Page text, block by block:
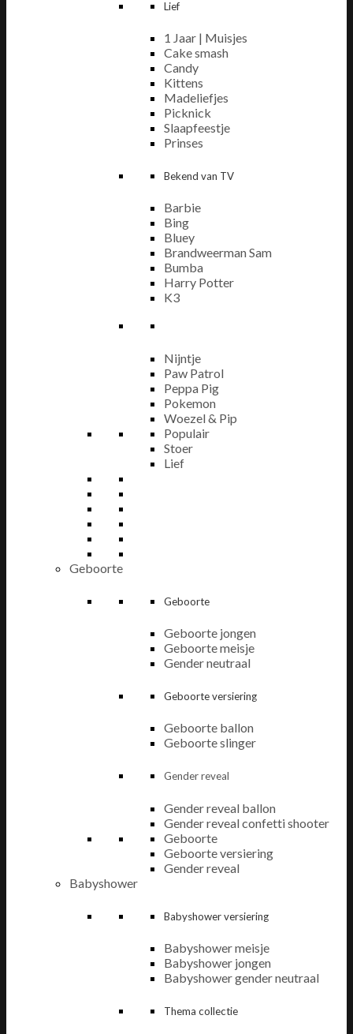
Lief
1 Jaar | Muisjes
Cake smash
Candy
Kittens
Madeliefjes
Picknick
Slaapfeestje
Prinses
Bekend van TV
Barbie
Bing
Bluey
Brandweerman Sam
Bumba
Harry Potter
K3
Nijntje
Paw Patrol
Peppa Pig
Pokemon
Woezel & Pip
Populair
Stoer
Lief
Geboorte
Geboorte
Geboorte jongen
Geboorte meisje
Gender neutraal
Geboorte versiering
Geboorte ballon
Geboorte slinger
Gender reveal
Gender reveal ballon
Gender reveal confetti shooter
Geboorte
Geboorte versiering
Gender reveal
Babyshower
Babyshower versiering
Babyshower meisje
Babyshower jongen
Babyshower gender neutraal
Thema collectie